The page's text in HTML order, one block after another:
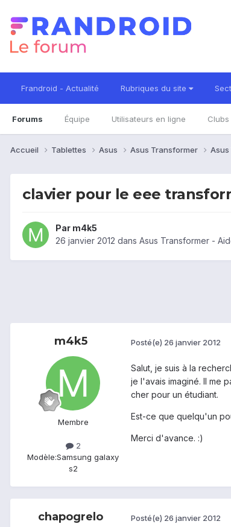
Frandroid - Actualité Rubriques du site
Forums Équipe Utilisateurs en ligne Clubs
Accueil Tablettes Asus Asus Transformer Asus
clavier pour le eee
Par m4k5
26 janvier 2012 dans Asus Transformer -
m4k5
Membre
2
Modèle:Samsung galaxy
s2
Posté(e) 26 janvier 2012
Salut, je suis à la
je l'avais imaginé. Il me
cher pour un étudiant.
Est-ce que quelqu'un
Merci d'avance. :)
chapogrelo Posté(e) 26 janvier 2012